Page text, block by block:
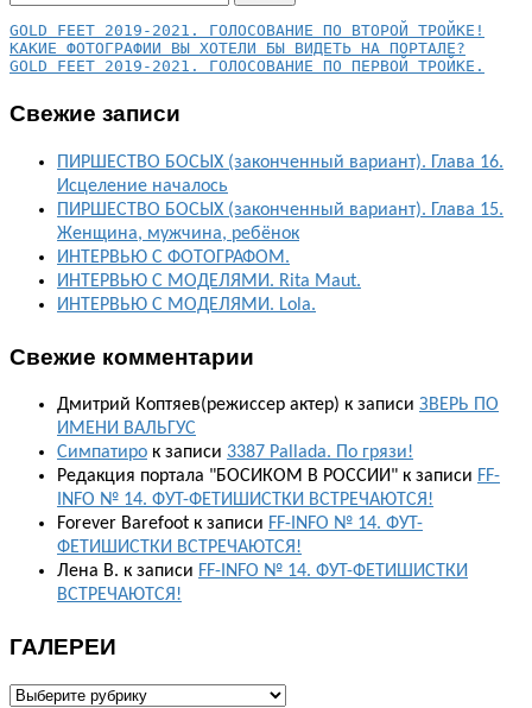
КАКИЕ ФОТОГРАФИИ ВЫ ХОТЕЛИ БЫ ВИДЕТЬ НА ПОРТАЛЕ?
GOLD FEET 2019-2021. ГОЛОСОВАНИЕ ПО ПЕРВОЙ ТРОЙКЕ.
Свежие записи
ПИРШЕСТВО БОСЫХ (законченный вариант). Глава 16.
Исцеление началось
ПИРШЕСТВО БОСЫХ (законченный вариант). Глава 15.
Женщина, мужчина, ребёнок
ИНТЕРВЬЮ С ФОТОГРАФОМ.
ИНТЕРВЬЮ С МОДЕЛЯМИ. Rita Maut.
ИНТЕРВЬЮ С МОДЕЛЯМИ. Lola.
Свежие комментарии
Дмитрий Коптяев(режиссер актер) к записи ЗВЕРЬ ПО
ИМЕНИ ВАЛЬГУС
Симпатиро к записи 3387 Pallada. По грязи!
Редакция портала "БОСИКОМ В РОССИИ" к записи FF-
INFO № 14. ФУТ-ФЕТИШИСТКИ ВСТРЕЧАЮТСЯ!
Forever Barefoot к записи FF-INFO № 14. ФУТ-
ФЕТИШИСТКИ ВСТРЕЧАЮТСЯ!
Лена В. к записи FF-INFO № 14. ФУТ-ФЕТИШИСТКИ
ВСТРЕЧАЮТСЯ!
ГАЛЕРЕИ
ГАЛЕРЕИ